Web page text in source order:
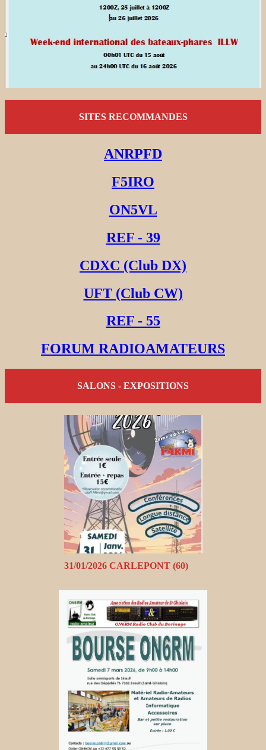
SITES RECOMMANDES
ANRPFD
F5IRO
ON5VL
REF - 39
CDXC (Club DX)
UFT (Club CW)
REF - 55
FORUM RADIOAMATEURS
SALONS - EXPOSITIONS
31/01/2026 CARLEPONT (60)